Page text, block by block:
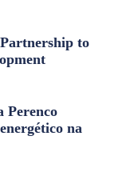
Partnership to
Perenco
na